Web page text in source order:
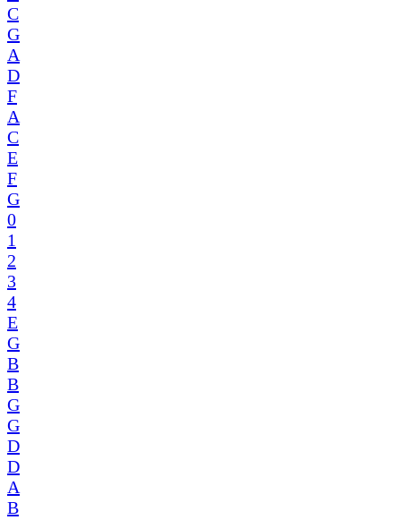
C
G
A
D
F
A
C
E
F
G
0
1
2
3
4
E
G
B
B
G
G
D
D
A
B